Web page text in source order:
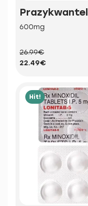
Prazykwantel
600mg
26.99€
22.49€
Hit!